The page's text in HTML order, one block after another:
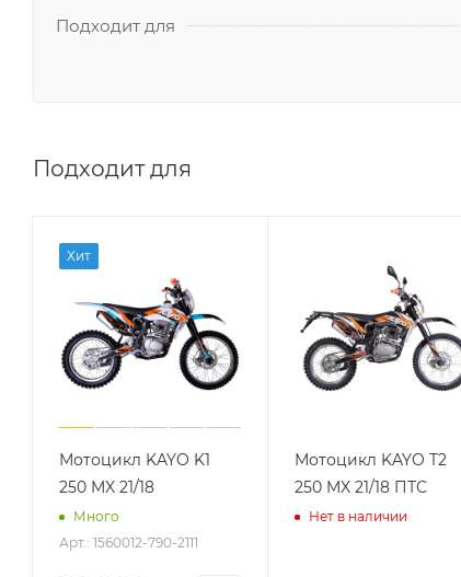
Подходит для
Подходит для
Хит
Мотоцикл KAYO K1
250 MX 21/18
Много
Арт.: 1560012-790-2111
Мотоцикл KAYO T2
250 MX 21/18 ПТС
Нет в наличии